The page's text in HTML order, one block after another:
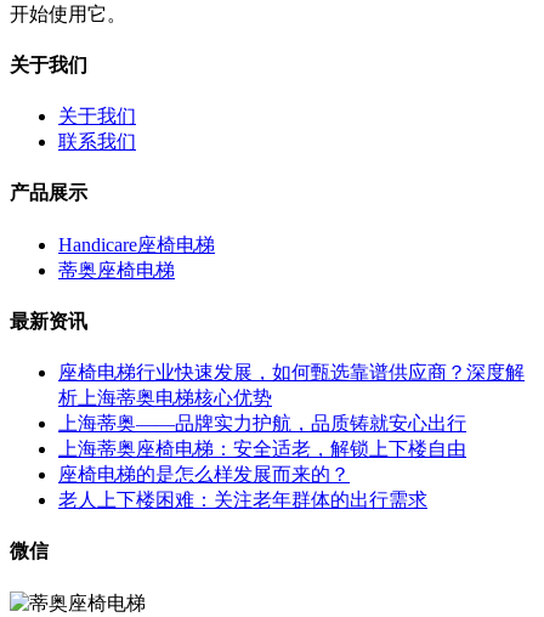
开始使用它。
关于我们
关于我们
联系我们
产品展示
Handicare座椅电梯
蒂奥座椅电梯
最新资讯
座椅电梯行业快速发展，如何甄选靠谱供应商？深度解
析上海蒂奥电梯核心优势
上海蒂奥——品牌实力护航，品质铸就安心出行
上海蒂奥座椅电梯：安全适老，解锁上下楼自由
座椅电梯的是怎么样发展而来的？
老人上下楼困难：关注老年群体的出行需求
微信